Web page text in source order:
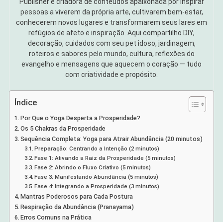
Publisher e criadora de conteúdos apaixonada por inspirar
pessoas a viverem da própria arte, cultivarem bem-estar,
conhecerem novos lugares e transformarem seus lares em
refúgios de afeto e inspiração. Aqui compartilho DIY,
decoração, cuidados com seu pet idoso, jardinagem,
roteiros e sabores pelo mundo, cultura, reflexões do
evangelho e mensagens que aquecem o coração — tudo
com criatividade e propósito.
Índice
Por Que o Yoga Desperta a Prosperidade?
Os 5 Chakras da Prosperidade
Sequência Completa: Yoga para Atrair Abundância (20 minutos)
Preparação: Centrando a Intenção (2 minutos)
Fase 1: Ativando a Raiz da Prosperidade (5 minutos)
Fase 2: Abrindo o Fluxo Criativo (5 minutos)
Fase 3: Manifestando Abundância (5 minutos)
Fase 4: Integrando a Prosperidade (3 minutos)
Mantras Poderosos para Cada Postura
Respiração da Abundância (Pranayama)
Erros Comuns na Prática